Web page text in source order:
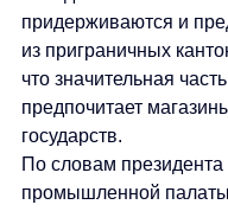
придерживаются и
из приграничных
что значительная
предпочитает
государств.
По словам президента
промышленной